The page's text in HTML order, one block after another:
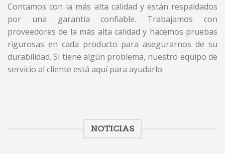
Contamos con la más alta calidad y están respaldados
por una garantía confiable. Trabajamos con
proveedores de la más alta calidad y hacemos pruebas
rigurosas en cada producto para asegurarnos de su
durabilidad. Si tiene algún problema, nuestro equipo de
servicio al cliente está aquí para ayudarlo.
NOTICIAS